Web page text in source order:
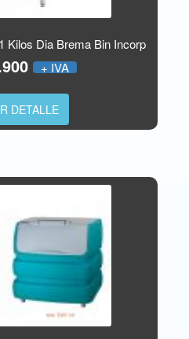
Kilos Dia Brema Bin Incorp
+ IVA
DETALLE